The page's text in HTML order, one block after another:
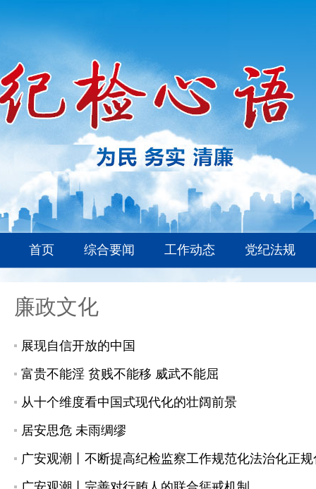
首页 综合要闻 工作动态 党纪法规
廉政文化
展现自信开放的中国
富贵不能淫 贫贱不能移 威武不能屈
从十个维度看中国式现代化的壮阔前景
居安思危 未雨绸缪
广安观潮丨不断提高纪检监察工作规范化法治化正